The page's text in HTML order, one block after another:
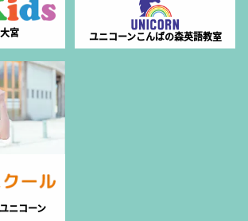
宮 ユニコーンこんばの森英語教室
ニコーン